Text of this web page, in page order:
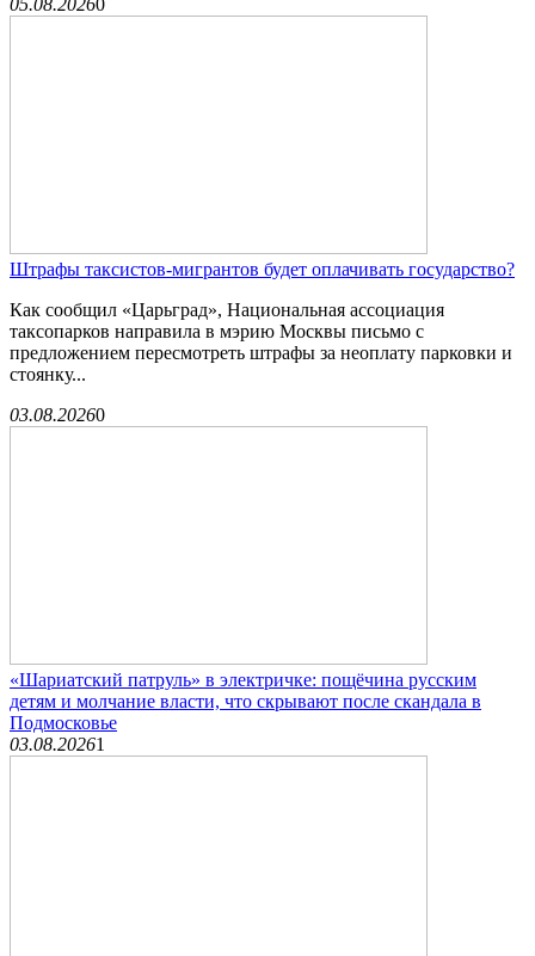
Штрафы таксистов-мигрантов будет оплачивать государство?
Как сообщил «Царьград», Национальная ассоциация
таксопарков направила в мэрию Москвы письмо с
предложением пересмотреть штрафы за неоплату парковки и
стоянку...
03.08.20260
«Шариатский патруль» в электричке: пощёчина русским
детям и молчание власти, что скрывают после скандала в
Подмосковье
03.08.20261